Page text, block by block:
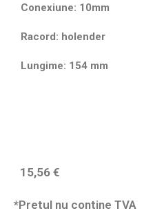
Conexiune: 10mm
Racord: holender
Lungime: 154 mm
15,56 €
*Pretul nu contine TVA